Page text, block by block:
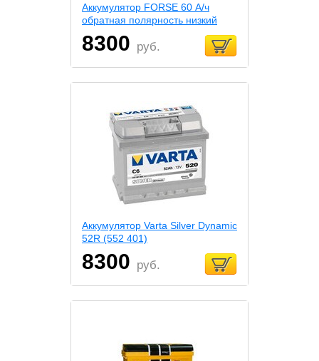
Аккумулятор FORSE 60 А/ч
обратная полярность низкий
8300 руб.
Аккумулятор Varta Silver Dynamic
52R (552 401)
8300 руб.